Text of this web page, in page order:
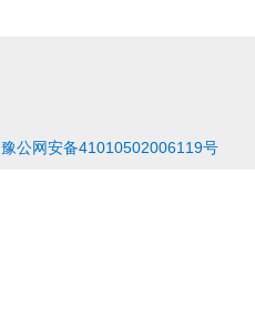
豫公网安备41010502006119号